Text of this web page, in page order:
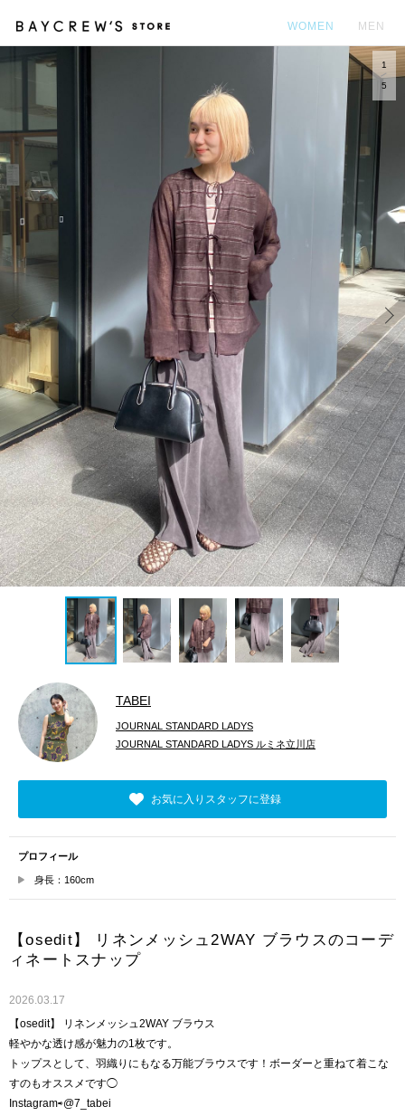
WOMEN MEN
Prev
1
5
TABEI
JOURNAL STANDARD LADYS
JOURNAL STANDARD LADYS ルミネ立川店
お気に入りスタッフに登録
プロフィール
身長：160cm
【osedit】 リネンメッシュ2WAY ブラウスのコーデ
ィネートスナップ
2026.03.17
【osedit】 リネンメッシュ2WAY ブラウス
軽やかな透け感が魅力の1枚です。
トップスとして、羽織りにもなる万能ブラウスです！ボーダーと重ねて着こな
すのもオススメです◯
Instagram⇨@7_tabei